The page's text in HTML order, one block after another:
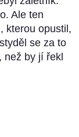
Ale ten
kterou opustil,
se za to
než by jí řekl